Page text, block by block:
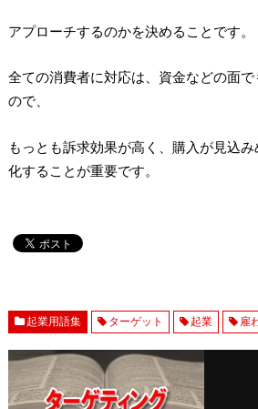
アプローチするのかを決めることです。
全ての消費者に対応は、資金などの面
ので、
もっとも訴求効果が高く、購入が見込
化することが重要です。
起業用語集 ターゲット 起業 雇